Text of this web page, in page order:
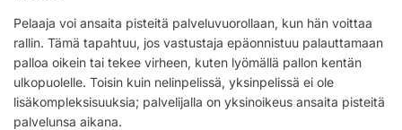
Pelaaja voi ansaita pisteitä palveluvuorollaan, kun hän voittaa
rallin. Tämä tapahtuu, jos vastustaja epäonnistuu palauttamaan
palloa oikein tai tekee virheen, kuten lyömällä pallon kentän
ulkopuolelle. Toisin kuin nelinpelissä, yksinpelissä ei ole
lisäkompleksisuuksia; palvelijalla on yksinoikeus ansaita pisteitä
palvelunsa aikana.